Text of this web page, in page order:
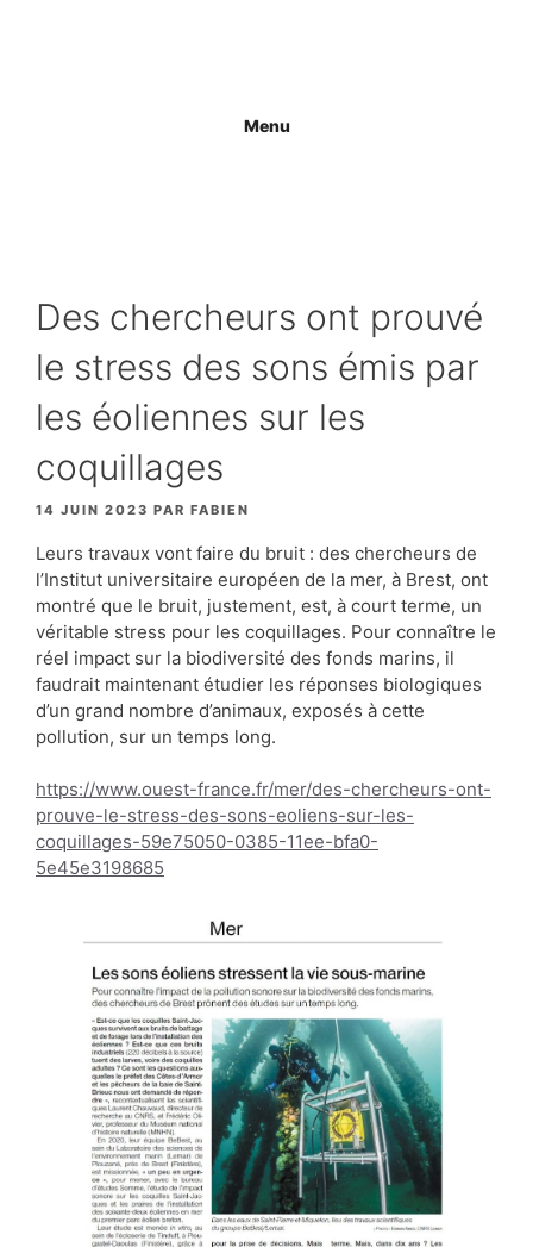
Menu
Des chercheurs ont prouvé
le stress des sons émis par
les éoliennes sur les
coquillages
14 JUIN 2023 PAR FABIEN
Leurs travaux vont faire du bruit : des chercheurs de
l’Institut universitaire européen de la mer, à Brest, ont
montré que le bruit, justement, est, à court terme, un
véritable stress pour les coquillages. Pour connaître le
réel impact sur la biodiversité des fonds marins, il
faudrait maintenant étudier les réponses biologiques
d’un grand nombre d’animaux, exposés à cette
pollution, sur un temps long.
https://www.ouest-france.fr/mer/des-chercheurs-ont-
prouve-le-stress-des-sons-eoliens-sur-les-
coquillages-59e75050-0385-11ee-bfa0-
5e45e3198685